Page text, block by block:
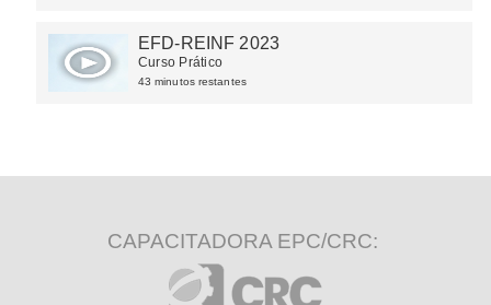
EFD-REINF 2023
Curso Prático
43 minutos restantes
CAPACITADORA EPC/CRC: